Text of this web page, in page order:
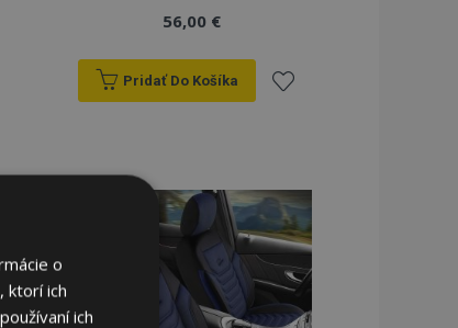
56,00 €
Pridať Do Košíka
zoznamu
prianí
o
ktorí ich
ich